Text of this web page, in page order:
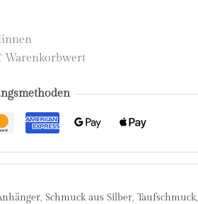
Warenkorbwert
, Schmuck aus Silber, Taufschmuck,